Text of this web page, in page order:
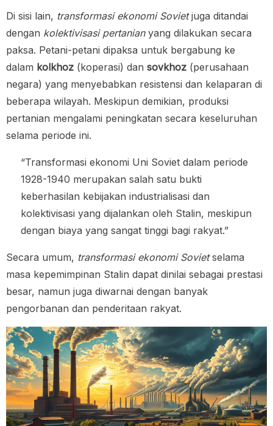
Di sisi lain, transformasi ekonomi Sovietjuga ditandai
dengan kolektivisasi pertanianyang dilakukan secara
paksa. Petani-petani dipaksa untuk bergabung ke
dalam kolkhoz (koperasi) dan sovkhoz (perusahaan
negara) yang menyebabkan resistensi dan kelaparan di
beberapa wilayah. Meskipun demikian, produksi
pertanian mengalami peningkatan secara keseluruhan
selama periode ini.
“Transformasi ekonomi Uni Soviet dalam periode
1928-1940 merupakan salah satu bukti
keberhasilan kebijakan industrialisasi dan
kolektivisasi yang dijalankan oleh Stalin, meskipun
dengan biaya yang sangat tinggi bagi rakyat.”
Secara umum, transformasi ekonomi Sovietselama
masa kepemimpinan Stalin dapat dinilai sebagai prestasi
besar, namun juga diwarnai dengan banyak
pengorbanan dan penderitaan rakyat.